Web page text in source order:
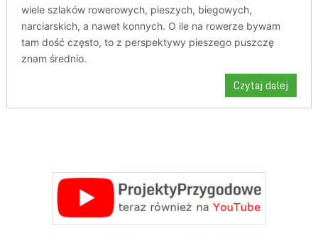
wiele szlaków rowerowych, pieszych, biegowych,
narciarskich, a nawet konnych. O ile na rowerze bywam
tam dość często, to z perspektywy pieszego puszczę
znam średnio.
Czytaj dalej